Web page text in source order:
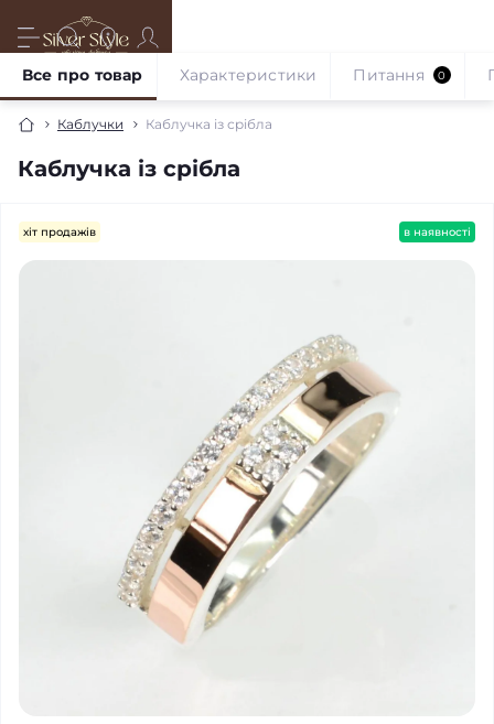
Каблучки Каблучка із срібла
Каблучка із срібла
Все про товар Характеристики Питання 0
хіт продажів в наявності